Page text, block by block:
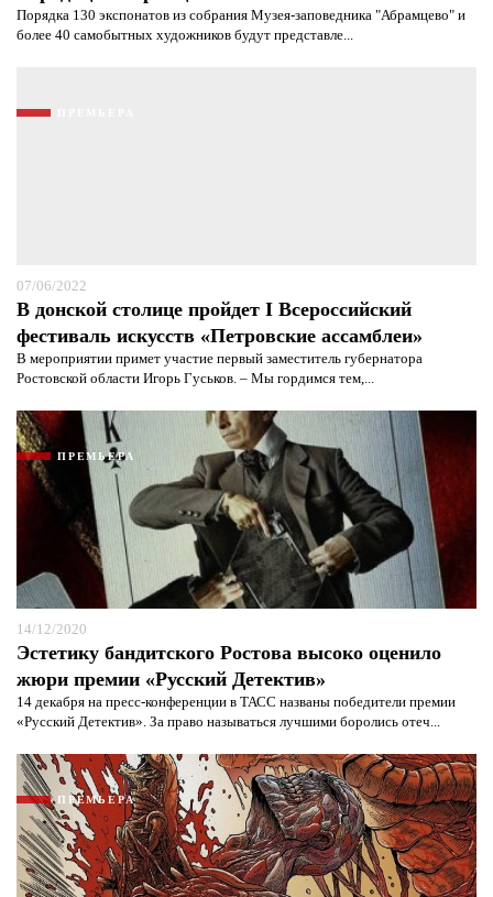
Порядка 130 экспонатов из собрания Музея-заповедника "Абрамцево" и
более 40 самобытных художников будут представле...
07/06/2022
В донской столице пройдет I Всероссийский
фестиваль искусств «Петровские ассамблеи»
В мероприятии примет участие первый заместитель губернатора
Ростовской области Игорь Гуськов. – Мы гордимся тем,...
ПРЕМЬЕРА
14/12/2020
Эстетику бандитского Ростова высоко оценило
жюри премии «Русский Детектив»
14 декабря на пресс-конференции в ТАСС названы победители премии
«Русский Детектив». За право называться лучшими боролись отеч...
ПРЕМЬЕРА
Я согласен с
политикой конфиденциальности и
защиты информации*
Я согласен с
политикой конфиденциальности и
защиты информации*